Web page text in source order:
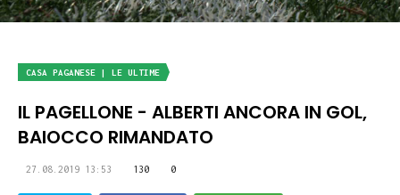
CASA PAGANESE | LE ULTIME
IL PAGELLONE - ALBERTI ANCORA IN GOL,
BAIOCCO RIMANDATO
27.08.2019 13:53 130 0